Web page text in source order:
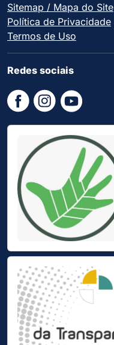
Sitemap / Mapa do Site
Política de Privacidade
Termos de Uso
Redes sociais